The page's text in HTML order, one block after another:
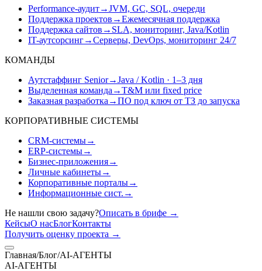
Performance-аудит→JVM, GC, SQL, очереди
Поддержка проектов →Ежемесячная поддержка
Поддержка сайтов → SLA, мониторинг, Java/Kotlin
IT-аутсорсинг→Серверы, DevOps, мониторинг 24/7
КОМАНДЫ
Аутстаффинг Senior→Java / Kotlin · 1–3 дня
Выделенная команда →T&M или fixed price
Заказная разработка →ПО под ключ от ТЗ до запуска
КОРПОРАТИВНЫЕ СИСТЕМЫ
CRM-системы→
ERP-системы→
Бизнес-приложения→
Личные кабинеты→
Корпоративные порталы→
Информационные сист. →
Не нашли свою задачу?Описать в брифе →
КейсыО насБлогКонтакты
Получить оценку проекта →
Главная/Блог/AI-АГЕНТЫ
AI-АГЕНТЫ